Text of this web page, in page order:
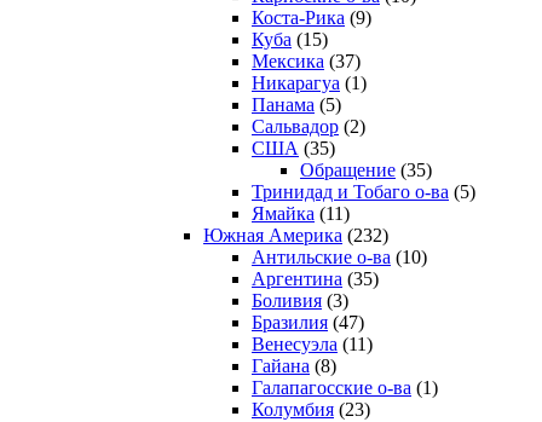
Коста-Рика (9)
Куба (15)
Мексика (37)
Никарагуа (1)
Панама (5)
Сальвадор (2)
США (35)
Обращение (35)
Тринидад и Тобаго о-ва (5)
Ямайка (11)
Южная Америка (232)
Антильские о-ва (10)
Аргентина (35)
Боливия (3)
Бразилия (47)
Венесуэла (11)
Гайана (8)
Галапагосские о-ва (1)
Колумбия (23)